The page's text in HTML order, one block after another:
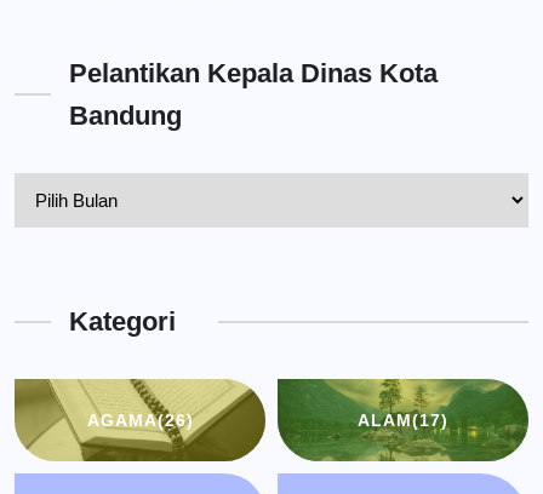
Pelantikan Kepala Dinas Kota
Bandung
BandungKategori
AGAMA(26) ALAM(17)